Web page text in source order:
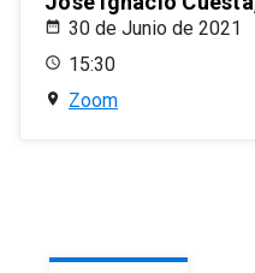
30 de Junio de 2021
15:30
Zoom